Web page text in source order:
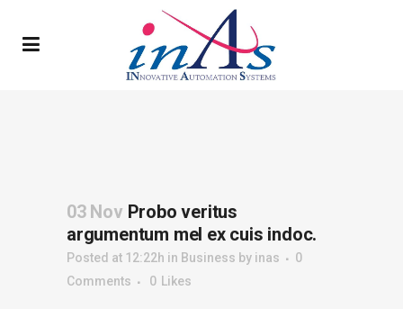
03 Nov Probo veritus
argumentum mel ex cuis indoc.
Posted at 12:22h in Business by inas
0
Comments
0 Likes